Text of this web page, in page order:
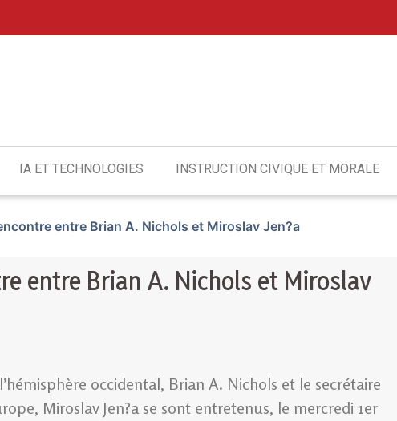
IA ET TECHNOLOGIES INSTRUCTION CIVIQUE ET MORALE
entre Brian A. Nichols et Miroslav Jen?a
entre Brian A. Nichols et Miroslav
occidental, Brian A. Nichols et le secrétaire
Miroslav Jen?a se sont entretenus, le mercredi 1er